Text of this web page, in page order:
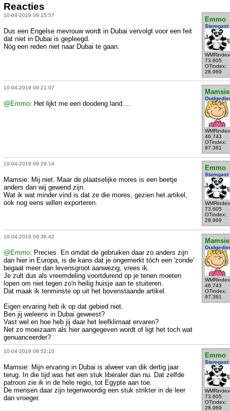
Reacties
10-04-2019 09:15:57
Emmo
Stamgast
73.605
OTindex:
28.969
Dus een Engelse mevrouw wordt in Dubai vervolgt voor een feit
dat niet in Dubai is gepleegd.
Nóg een reden niet naar Dubai te gaan.
10-04-2019 09:21:07
Mamsie
46.743
OTindex:
97.361
@Emmo: Het lijkt me een doodeng land....
10-04-2019 09:29:14
Emmo
Stamgast
73.605
OTindex:
28.969
Mamsie: Mij niet. Maar de plaatselijke mores is een beetje
anders dan wij gewend zijn.
Wat ik wat minder vind is dat ze die mores, gezien het artikel,
ook nog eens willen exporteren.
10-04-2019 09:36:42
Mamsie
46.743
OTindex:
97.361
@Emmo: Precies. En omdat de gebruiken daar zo anders zijn
dan hier in Europa, is de kans dat je ongemerkt tóch een 'zonde'
begaat meer dan levensgroot aanwezig, vrees ik.
Je zult dus als vreemdeling voortdurend op je tenen moeten
lopen om niet tegen zo'n heilig huisje aan te stuiteren.
Dat maak ik tenminste op uit het bovenstaande artikel.
Eigen ervaring heb ik op dat gebied niet.
Ben jij weleens in Dubai geweest?
Vast wel en hoe heb jij daar het leefklimaat ervaren?
Net zo moeizaam als hier aangegeven wordt of ligt het toch wat
genuanceerder?
10-04-2019 09:52:10
Emmo
Stamgast
73.605
OTindex:
28.969
Mamsie: Mijn ervaring in Dubai is alweer van dik dertig jaar
terug. In die tijd was het een stuk liberaler dan nu. Dat zelfde
patroon zie ik in de hele regio, tot Egypte aan toe.
De mensen daar zijn tegenwoordig een stuk strikter in de leer
dan vroeger.